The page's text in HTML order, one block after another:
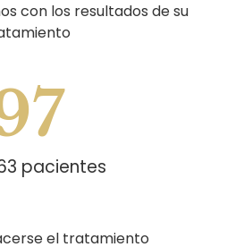
con los resultados de su
pacientes
el tratamiento